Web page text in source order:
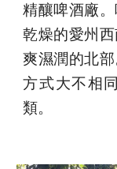
精釀啤酒廠
乾燥的愛州
爽濕潤的北
方式大不相
類。